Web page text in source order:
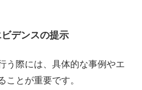
デンスの提示
う際には、具体的な事例やエ
ことが重要です。